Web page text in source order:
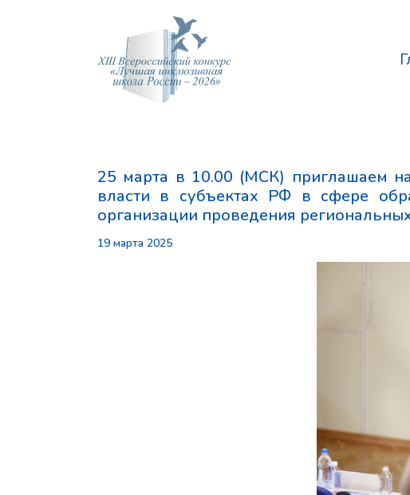
25 марта в 10.00 (МСК) приглашаем
власти в субъектах РФ в сфере
организации проведения
19 марта 2025